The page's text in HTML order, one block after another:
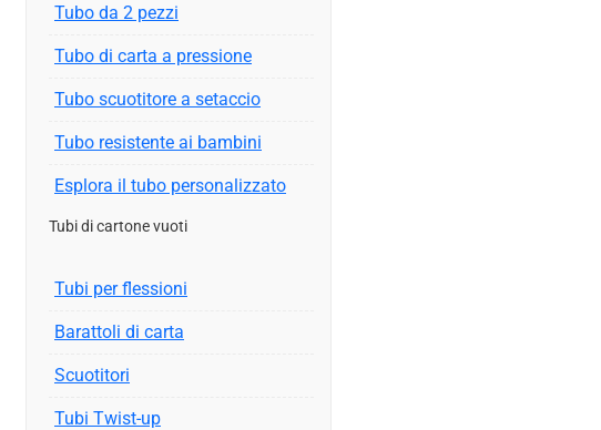
Tubo da 2 pezzi
Tubo di carta a pressione
Tubo scuotitore a setaccio
Tubo resistente ai bambini
Esplora il tubo personalizzato
Tubi di cartone vuoti
Tubi per flessioni
Barattoli di carta
Scuotitori
Tubi Twist-up